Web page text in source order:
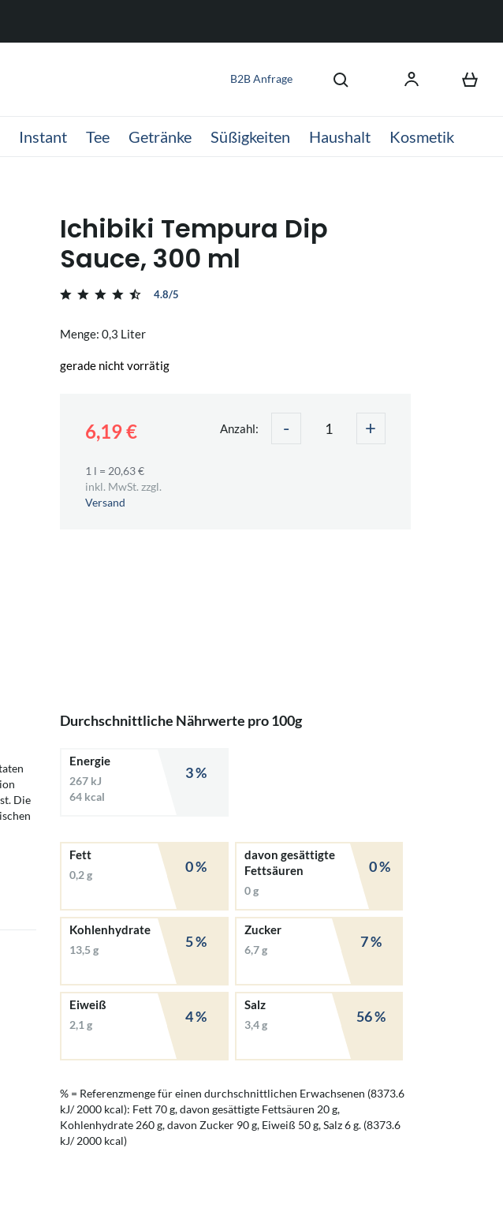
B2B Anfrage
Instant Tee Getränke Süßigkeiten Haushalt Kosmetik
Ichibiki Tempura Dip
Sauce, 300 ml
4.8/5
Menge: 0,3 Liter
gerade nicht vorrätig
6,19 € Anzahl: - +
1 l = 20,63 €
inkl. MwSt. zzgl.
Versand
Die
Durchschnittliche Nährwerte pro 100g
Energie
267 kJ
64 kcal
3 %
Fett
0,2 g 0 %
davon gesättigte
Fettsäuren
0 g
0 %
Kohlenhydrate
13,5 g 5 %
Zucker
6,7 g 7 %
Eiweiß
2,1 g 4 %
Salz
3,4 g 56 %
% = Referenzmenge für einen durchschnittlichen Erwachsenen (8373.6
kJ/ 2000 kcal): Fett 70 g, davon gesättigte Fettsäuren 20 g,
Kohlenhydrate 260 g, davon Zucker 90 g, Eiweiß 50 g, Salz 6 g. (8373.6
kJ/ 2000 kcal)